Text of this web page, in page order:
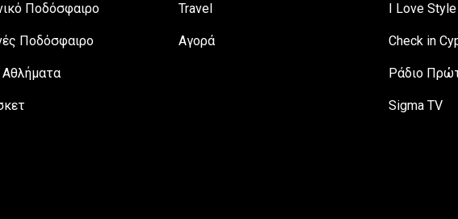
Ποδόσφαιρο
Ποδόσφαιρο
Travel
Αγορά
I Love Style
Check in
Ράδιο
Sigma TV